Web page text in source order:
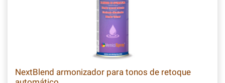
NextBlend armonizador para tonos de retoque